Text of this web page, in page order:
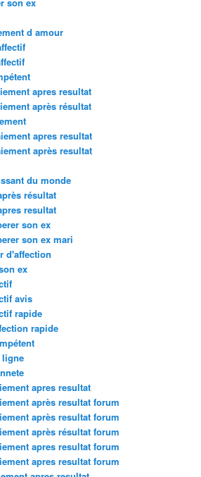
d amour
apres resultat
après résultat
apres resultat
après resultat
du monde
résultat
resultat
son ex
son ex mari
d'affection
ex
avis
rapide
rapide
ligne
apres resultat
après resultat forum
après resultat forum
après résultat forum
apres resultat forum
apres resultat forum